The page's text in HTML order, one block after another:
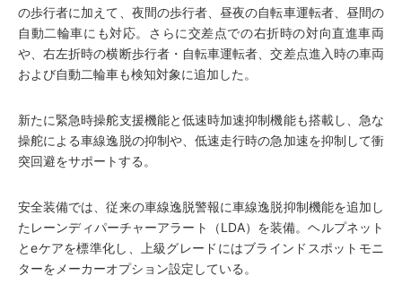
の歩行者に加えて、夜間の歩行者、昼夜の自転車運転者、昼間の
自動二輪車にも対応。さらに交差点での右折時の対向直進車両
や、右左折時の横断歩行者・自転車運転者、交差点進入時の車両
および自動二輪車も検知対象に追加した。
新たに緊急時操舵支援機能と低速時加速抑制機能も搭載し、急な
操舵による車線逸脱の抑制や、低速走行時の急加速を抑制して衝
突回避をサポートする。
安全装備では、従来の車線逸脱警報に車線逸脱抑制機能を追加し
たレーンディパーチャーアラート（LDA）を装備。ヘルプネット
とeケアを標準化し、上級グレードにはブラインドスポットモニ
ターをメーカーオプション設定している。